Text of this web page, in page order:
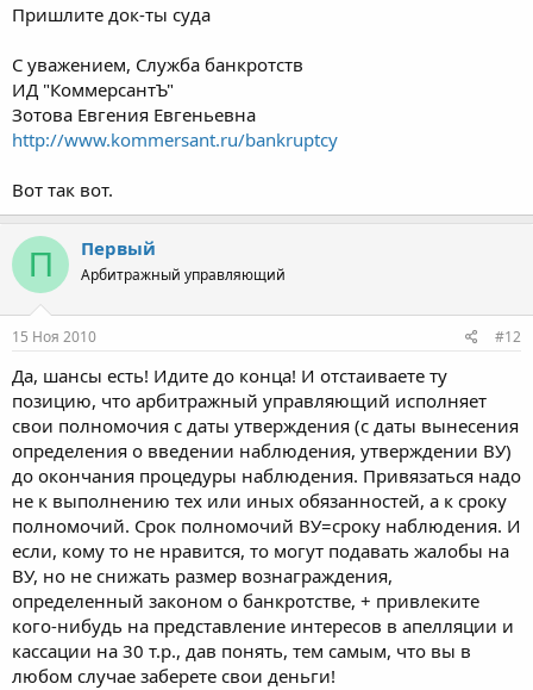
Пришлите док-ты суда
C уважением, Служба банкротств
ИД "КоммерсантЪ"
Зотова Евгения Евгеньевна
http://www.kommersant.ru/bankruptcy
Вот так вот.
П Первый
Арбитражный управляющий
15 Ноя 2010 #12
Да, шансы есть! Идите до конца! И отстаиваете ту
позицию, что арбитражный управляющий исполняет
свои полномочия с даты утверждения (с даты вынесения
определения о введении наблюдения, утверждении ВУ)
до окончания процедуры наблюдения. Привязаться надо
не к выполнению тех или иных обязанностей, а к сроку
полномочий. Срок полномочий ВУ=сроку наблюдения. И
если, кому то не нравится, то могут подавать жалобы на
ВУ, но не снижать размер вознаграждения,
определенный законом о банкротстве, + привлеките
кого-нибудь на представление интересов в апелляции и
кассации на 30 т.р., дав понять, тем самым, что вы в
любом случае заберете свои деньги!